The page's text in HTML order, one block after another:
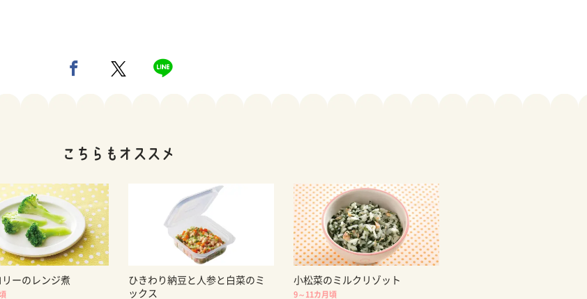
リーのレンジ煮
ひきわり納豆と人参と白菜のミ
ックス
小松菜のミルクリゾット
9～11カ月頃